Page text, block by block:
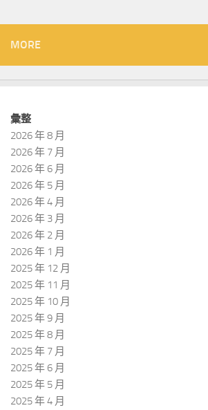
MORE
彙整
2026 年 8 月
2026 年 7 月
2026 年 6 月
2026 年 5 月
2026 年 4 月
2026 年 3 月
2026 年 2 月
2026 年 1 月
2025 年 12 月
2025 年 11 月
2025 年 10 月
2025 年 9 月
2025 年 8 月
2025 年 7 月
2025 年 6 月
2025 年 5 月
2025 年 4 月